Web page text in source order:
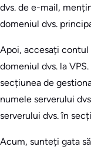
dvs. de e-mail,
domeniul dvs.
Apoi, accesați contul
domeniul dvs. la
secțiunea de
numele serverului
serverului dvs. în
Acum, sunteți gata